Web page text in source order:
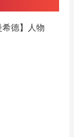
希德】人物